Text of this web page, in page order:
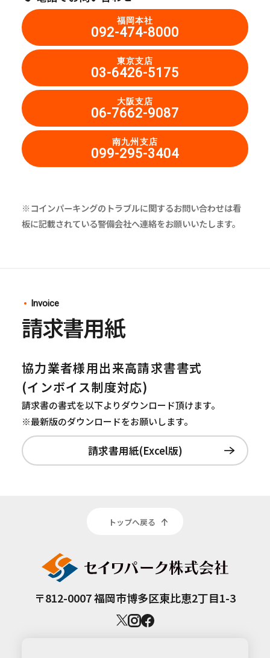
福岡本社
092-474-8000
東京支店
03-6426-5175
大阪支店
06-7662-9087
南九州支店
099-295-3404
※コインパーキングのトラブルに関するお問い合わせは看
板に記載されている警備会社へ連絡をお願いいたします。
Invoice
請求書用紙
協力業者様用出来高請求書書式
(インボイス制度対応)
請求書の書式を以下よりダウンロード頂けます。
※最新版のダウンロードをお願いします。
請求書用紙(Excel版)
トップへ戻る
〒812-0007 福岡市博多区東比恵2丁目1-3